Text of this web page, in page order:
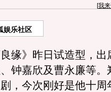
[我
娱乐社区
》昨日试造型，出
钟嘉欣及曹永廉等。
，今次刚好是他十周